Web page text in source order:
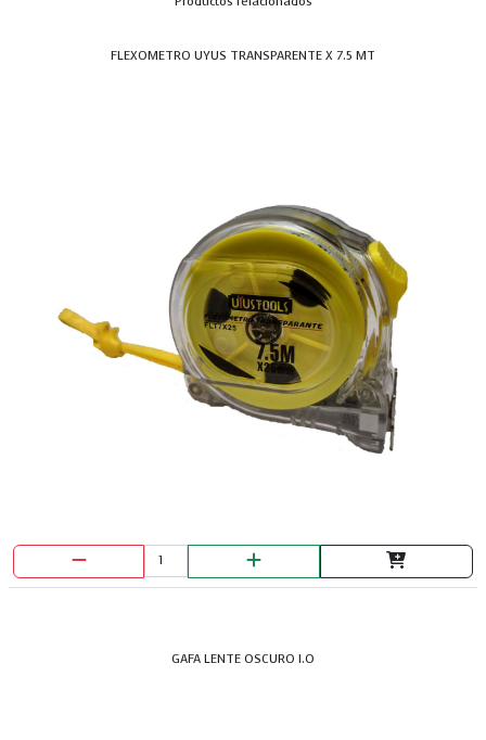
TEE GALVANIZADA 1/2
FLEXOMETRO UYUS TRANSPARENTE X 7.5 MT
GAFA LENTE OSCURO I.O